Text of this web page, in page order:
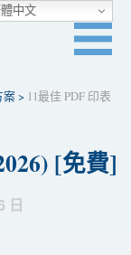
案> 11最佳 PDF 印表
[免費]
日
中文